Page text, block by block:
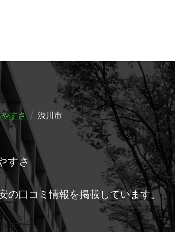
すさ 渋川市
すさ
の口コミ情報を掲載しています。